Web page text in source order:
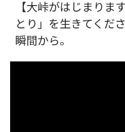
【大峠がはじまりま
とり」を生きてくだ
瞬間から。